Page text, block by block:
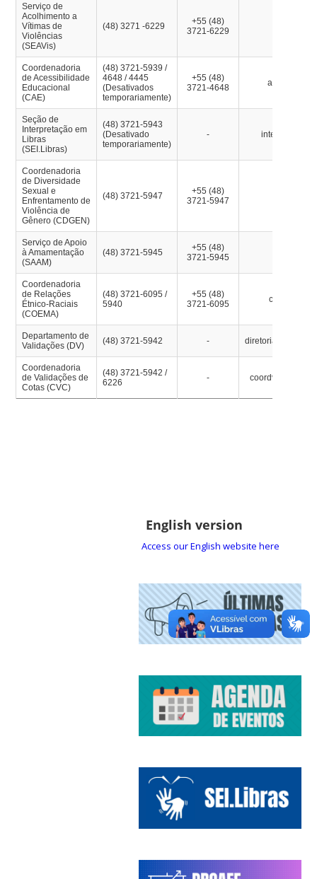
Serviço de
Acolhimento a
Vítimas de
Violências
(SEAVis)
(48) 3271 -6229
+55 (48)
3721-6229
Coordenadoria
de Acessibilidade
Educacional
(CAE)
(48) 3721-5939 /
4648 / 4445
(Desativados
temporariamente)
+55 (48)
3721-4648
Seção de
Interpretação em
Libras
(SEI.Libras)
(48) 3721-5943
(Desativado
temporariamente)
-
Coordenadoria
de Diversidade
Sexual e
Enfrentamento de
Violência de
Gênero (CDGEN)
(48) 3721-5947
+55 (48)
3721-5947
Serviço de Apoio
à Amamentação
(SAAM)
(48) 3721-5945
+55 (48)
3721-5945
Coordenadoria
de Relações
Étnico-Raciais
(COEMA)
(48) 3721-6095 /
5940
+55 (48)
3721-6095
Departamento de
Validações (DV)
(48) 3721-5942 -
Coordenadoria
de Validações de
Cotas (CVC)
(48) 3721-5942 /
6226
-
English version
Access our English website here